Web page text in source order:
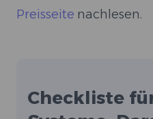
Preisseite nachlesen.
Checkliste